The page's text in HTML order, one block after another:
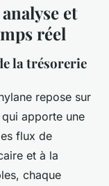
et
réel
la trésorerie
repose sur
apporte une
flux de
et à la
chaque